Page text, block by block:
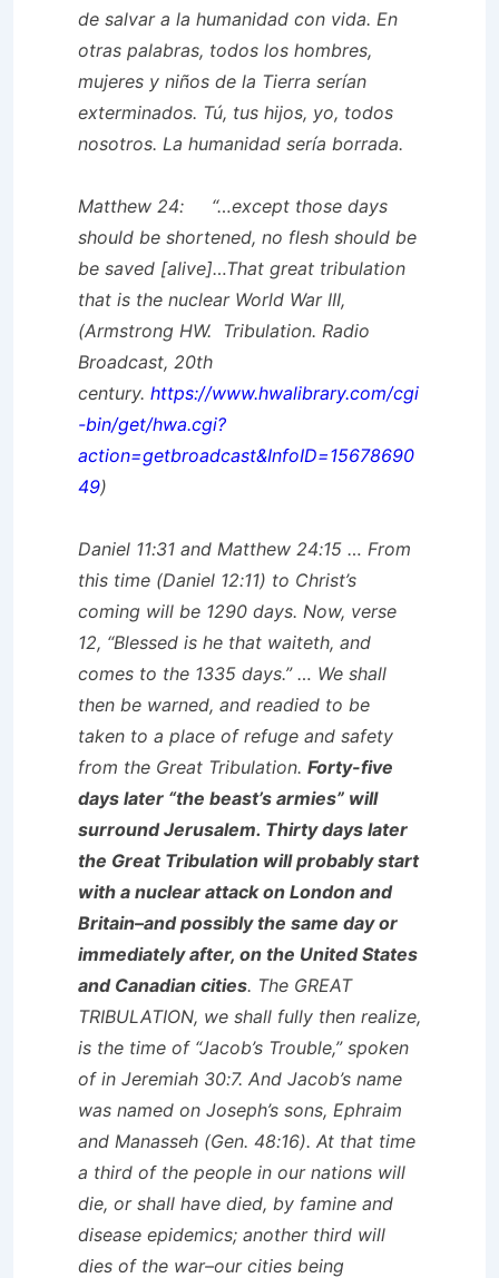
de salvar a la humanidad con vida. En
otras palabras, todos los hombres,
mujeres y niños de la Tierra serían
exterminados. Tú, tus hijos, yo, todos
nosotros. La humanidad sería borrada.
Matthew 24: “…except those days
should be shortened, no flesh should be
be saved [alive]…That great tribulation
that is the nuclear World War III,
(Armstrong HW. Tribulation. Radio
Broadcast, 20th
century. https://www.hwalibrary.com/cgi
-bin/get/hwa.cgi?
action=getbroadcast&InfoID=15678690
49)
Daniel 11:31 and Matthew 24:15 … From
this time (Daniel 12:11) to Christ’s
coming will be 1290 days. Now, verse
12, “Blessed is he that waiteth, and
comes to the 1335 days.” … We shall
then be warned, and readied to be
taken to a place of refuge and safety
from the Great Tribulation. Forty-five
days later “the beast’s armies” will
surround Jerusalem. Thirty days later
the Great Tribulation will probably start
with a nuclear attack on London and
Britain–and possibly the same day or
immediately after, on the United States
and Canadian cities. The GREAT
TRIBULATION, we shall fully then realize,
is the time of “Jacob’s Trouble,” spoken
of in Jeremiah 30:7. And Jacob’s name
was named on Joseph’s sons, Ephraim
and Manasseh (Gen. 48:16). At that time
a third of the people in our nations will
die, or shall have died, by famine and
disease epidemics; another third will
dies of the war–our cities being